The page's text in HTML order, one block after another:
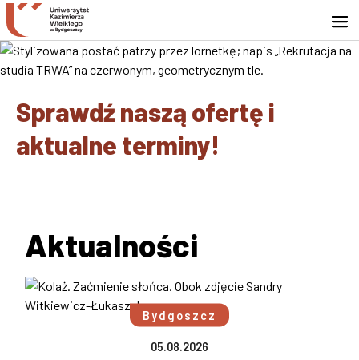
Przejdź do wyszukiwarki
Przejdź do treści
Przejdź do stopki - Kontakt
Sprawdź naszą ofertę i
aktualne terminy!
Aktualności
Bydgoszcz
05.08.2026